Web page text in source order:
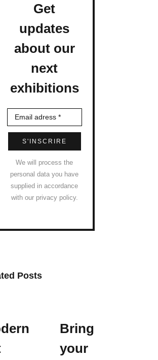
Get
updates
about our
next
exhibitions
S'INSCRIRE
We will process the
personal data you have
supplied in accordance
with our privacy policy.
Posts
Bring
your